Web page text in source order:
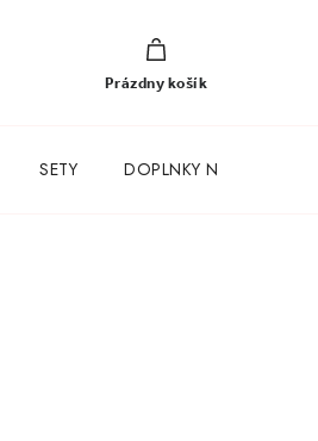
NÁKUPNÝ
KOŠÍK
Prázdny košík
SETY DOPLNKY NA KAŽDÝ